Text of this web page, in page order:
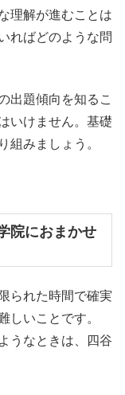
理解が進むことは
ればどのような問
出題傾向を知るこ
いけません。基礎
組みましょう。
院におまかせ
られた時間で確実
しいことです。
うなときは、四谷